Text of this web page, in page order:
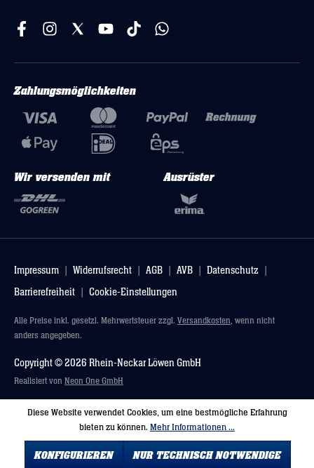
Zahlungsmöglichkeiten
Wir versenden mit Ausrüster
Copyright © 2026 Rhein-Neckar Löwen GmbH
Realisiert von Neon One GmbH
Impressum Widerrufsrecht AGB AVB Datenschutz
Barrierefreiheit Cookie-Einstellungen
Alle Preise inkl. gesetzl. Mehrwertsteuer zzgl. Versandkosten, wenn nicht
anders angegeben.
Diese Website verwendet Cookies, um eine bestmögliche Erfahrung
bieten zu können. Mehr Informationen ...
NUR TECHNISCH NOTWENDIGE
KONFIGURIEREN